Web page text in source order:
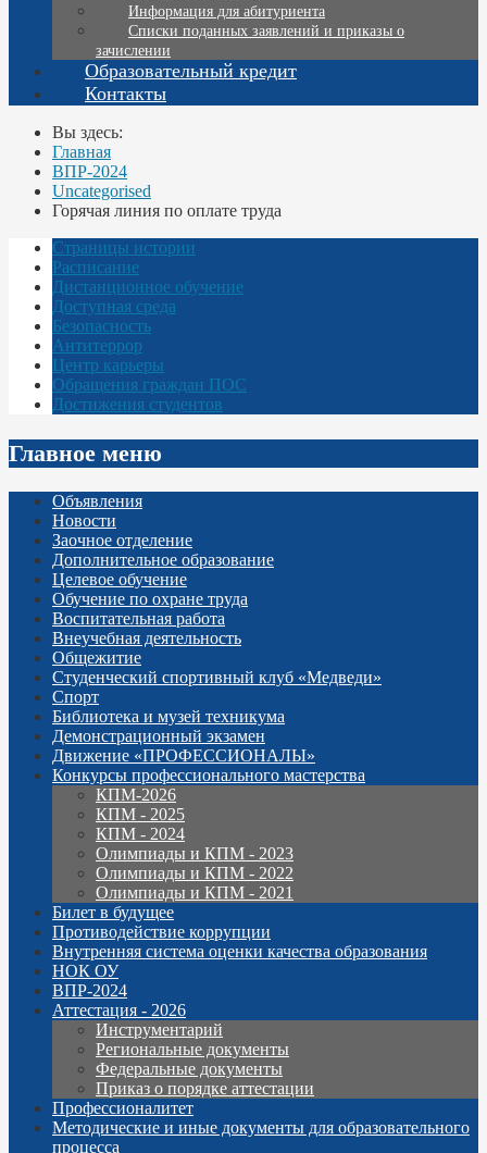
Информация для абитуриента
Списки поданных заявлений и приказы о
зачислении
Образовательный кредит
Контакты
Вы здесь:
Главная
ВПР-2024
Uncategorised
Горячая линия по оплате труда
Страницы истории
Расписание
Дистанционное обучение
Доступная среда
Безопасность
Антитеррор
Центр карьеры
Обращения граждан ПОС
Достижения студентов
Главное меню
Объявления
Новости
Заочное отделение
Дополнительное образование
Целевое обучение
Обучение по охране труда
Воспитательная работа
Внеучебная деятельность
Общежитие
Студенческий спортивный клуб «Медведи»
Спорт
Библиотека и музей техникума
Демонстрационный экзамен
Движение «ПРОФЕССИОНАЛЫ»
Конкурсы профессионального мастерства
КПМ-2026
КПМ - 2025
КПМ - 2024
Олимпиады и КПМ - 2023
Олимпиады и КПМ - 2022
Олимпиады и КПМ - 2021
Билет в будущее
Противодействие коррупции
Внутренняя система оценки качества образования
НОК ОУ
ВПР-2024
Аттестация - 2026
Инструментарий
Региональные документы
Федеральные документы
Приказ о порядке аттестации
Профессионалитет
Методические и иные документы для образовательного
процесса